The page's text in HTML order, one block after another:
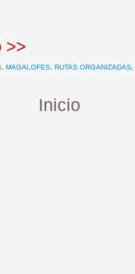
>>
MAGALOFES RUTAS ORGANIZADAS
Inicio